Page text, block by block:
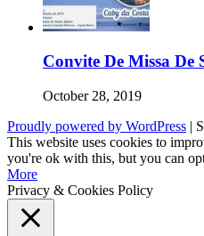
Convite De Missa De
October 28, 2019
Proudly powered by WordPress |
This website uses cookies to
you're ok with this, but you can
More
Privacy & Cookies Policy